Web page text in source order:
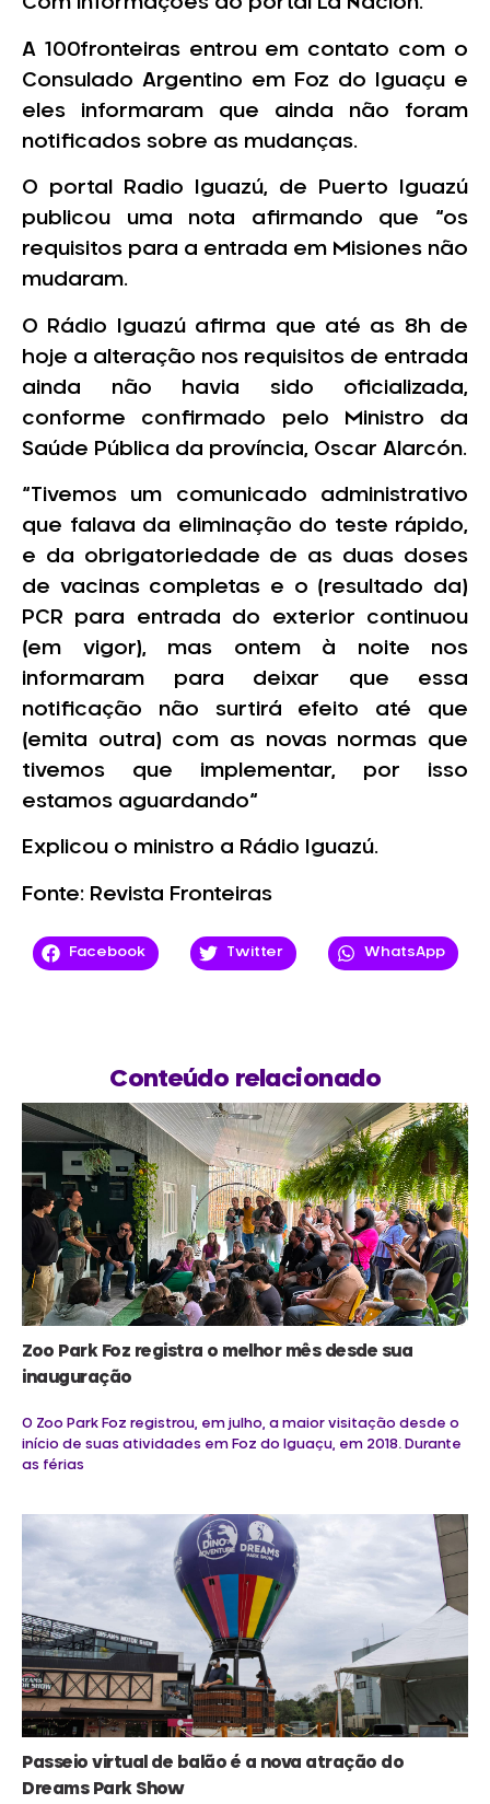
A 100fronteiras entrou em contato com o
Consulado Argentino em Foz do Iguaçu e
eles informaram que ainda não foram
notificados sobre as mudanças.
O portal Radio Iguazú, de Puerto Iguazú
publicou uma nota afirmando que “os
requisitos para a entrada em Misiones não
mudaram.
O Rádio Iguazú afirma que até as 8h de
hoje a alteração nos requisitos de entrada
ainda não havia sido oficializada,
conforme confirmado pelo Ministro da
Saúde Pública da província, Oscar Alarcón.
“Tivemos um comunicado administrativo
que falava da eliminação do teste rápido,
e da obrigatoriedade de as duas doses
de vacinas completas e o (resultado da)
PCR para entrada do exterior continuou
(em vigor), mas ontem à noite nos
informaram para deixar que essa
notificação não surtirá efeito até que
(emita outra) com as novas normas que
tivemos que implementar, por isso
estamos aguardando“
Explicou o ministro a Rádio Iguazú.
Fonte: Revista Fronteiras
Facebook Twitter WhatsApp
Conteúdo relacionado
Zoo Park Foz registra o melhor mês desde sua
inauguração
O Zoo Park Foz registrou, em julho, a maior visitação desde o
início de suas atividades em Foz do Iguaçu, em 2018. Durante
as férias
Passeio virtual de balão é a nova atração do
Dreams Park Show